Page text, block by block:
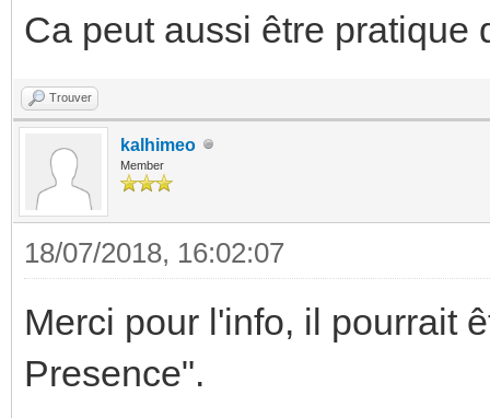
Ca peut aussi être pratique
Trouver
kalhimeo
Member
18/07/2018, 16:02:07
Merci pour l'info, il pourrait
Presence".